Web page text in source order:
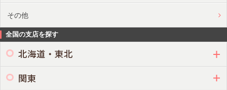
その他
全国の支店を探す
北海道・東北
関東